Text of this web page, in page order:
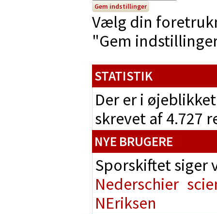
Vælg din
"Gem
STATISTIK
Der er i
skrevet af 4.727
NYE BRUGERE
Sporskiftet
Nederschier
NEriksen